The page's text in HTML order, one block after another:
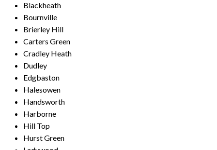
Blackheath
Bournville
Brierley Hill
Carters Green
Cradley Heath
Dudley
Edgbaston
Halesowen
Handsworth
Harborne
Hill Top
Hurst Green